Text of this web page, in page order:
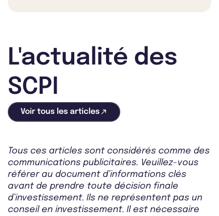
L'actualité des
SCPI
Voir tous les articles
Tous ces articles sont considérés comme des
communications publicitaires. Veuillez-vous
référer au document d’informations clés
avant de prendre toute décision finale
d’investissement. Ils ne représentent pas un
conseil en investissement. Il est nécessaire